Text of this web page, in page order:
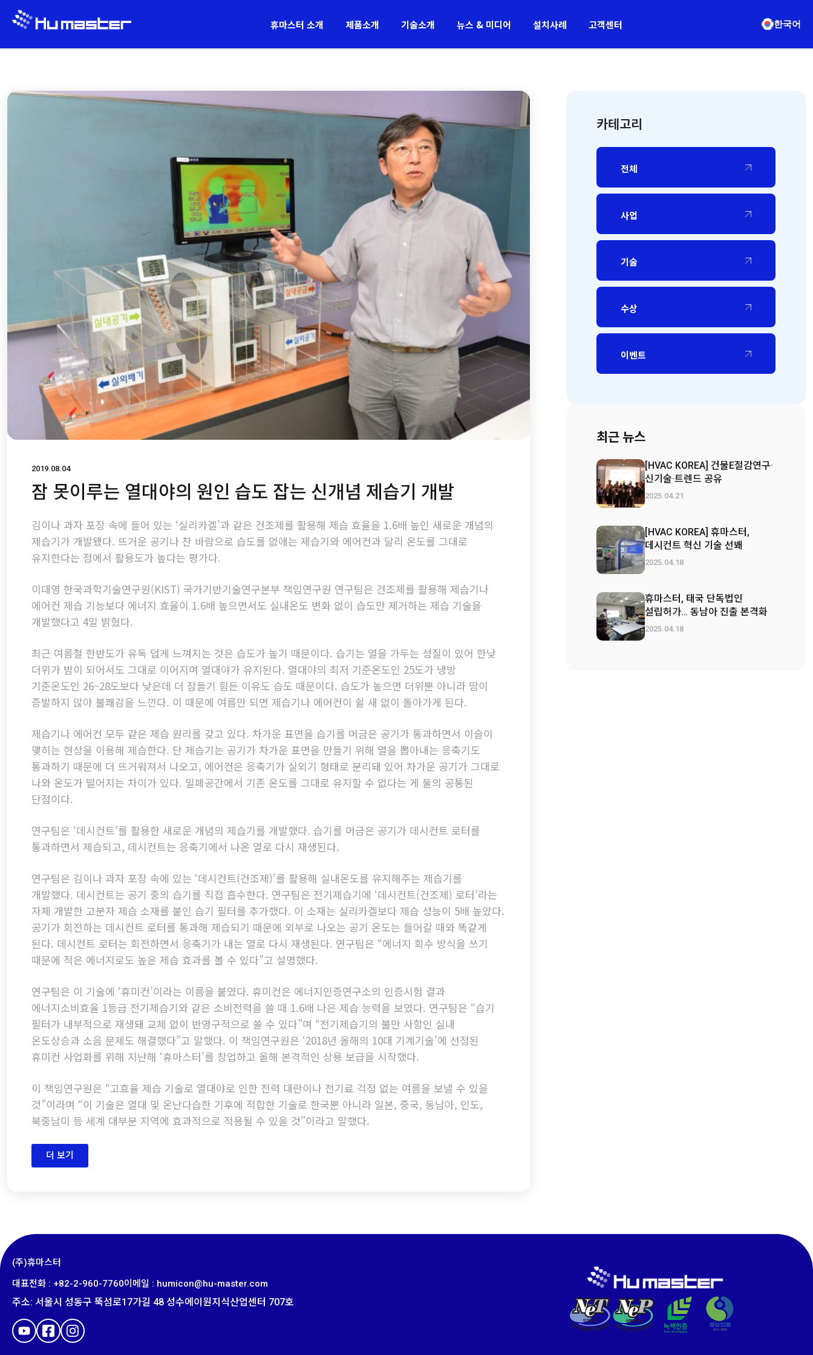
휴마스터 소개 제품소개 기술소개 뉴스 & 미디어 설치사례 고객센터 한국어
2019.08.04
잠 못이루는 열대야의 원인 습도 잡는 신개념 제습기 개발
김이나 과자 포장 속에 들어 있는 ‘실리카겔’과 같은 건조제를 활용해 제습 효율을 1.6배 높인 새로운 개념의
제습기가 개발됐다. 뜨거운 공기나 찬 바람으로 습도를 없애는 제습기와 에어컨과 달리 온도를 그대로
유지한다는 점에서 활용도가 높다는 평가다.
이대영 한국과학기술연구원(KIST) 국가기반기술연구본부 책임연구원 연구팀은 건조제를 활용해 제습기나
에어컨 제습 기능보다 에너지 효율이 1.6배 높으면서도 실내온도 변화 없이 습도만 제거하는 제습 기술을
개발했다고 4일 밝혔다.
최근 여름철 한반도가 유독 덥게 느껴지는 것은 습도가 높기 때문이다. 습기는 열을 가두는 성질이 있어 한낮
더위가 밤이 되어서도 그대로 이어지며 열대야가 유지된다. 열대야의 최저 기준온도인 25도가 냉방
기준온도인 26~28도보다 낮은데 더 잠들기 힘든 이유도 습도 때문이다. 습도가 높으면 더위뿐 아니라 땀이
증발하지 않아 불쾌감을 느낀다. 이 때문에 여름만 되면 제습기나 에어컨이 쉴 새 없이 돌아가게 된다.
제습기나 에어컨 모두 같은 제습 원리를 갖고 있다. 차가운 표면을 습기를 머금은 공기가 통과하면서 이슬이
맺히는 현상을 이용해 제습한다. 단 제습기는 공기가 차가운 표면을 만들기 위해 열을 뽑아내는 응축기도
통과하기 때문에 더 뜨거워져서 나오고, 에어컨은 응축기가 실외기 형태로 분리돼 있어 차가운 공기가 그대로
나와 온도가 떨어지는 차이가 있다. 밀폐공간에서 기존 온도를 그대로 유지할 수 없다는 게 둘의 공통된
단점이다.
연구팀은 ‘데시컨트’를 활용한 새로운 개념의 제습기를 개발했다. 습기를 머금은 공기가 데시컨트 로터를
통과하면서 제습되고, 데시컨트는 응축기에서 나온 열로 다시 재생된다.
연구팀은 김이나 과자 포장 속에 있는 ‘데시컨트(건조제)’를 활용해 실내온도를 유지해주는 제습기를
개발했다. 데시컨트는 공기 중의 습기를 직접 흡수한다. 연구팀은 전기제습기에 ‘데시컨트(건조제) 로터’라는
자체 개발한 고분자 제습 소재를 붙인 습기 필터를 추가했다. 이 소재는 실리카겔보다 제습 성능이 5배 높았다.
공기가 회전하는 데시컨트 로터를 통과해 제습되기 때문에 외부로 나오는 공기 온도는 들어갈 때와 똑같게
된다. 데시컨트 로터는 회전하면서 응축기가 내는 열로 다시 재생된다. 연구팀은 “에너지 회수 방식을 쓰기
때문에 적은 에너지로도 높은 제습 효과를 볼 수 있다”고 설명했다.
연구팀은 이 기술에 ‘휴미컨’이라는 이름을 붙였다. 휴미컨은 에너지인증연구소의 인증시험 결과
에너지소비효율 1등급 전기제습기와 같은 소비전력을 쓸 때 1.6배 나은 제습 능력을 보였다. 연구팀은 “습기
필터가 내부적으로 재생돼 교체 없이 반영구적으로 쓸 수 있다”며 “전기제습기의 불만 사항인 실내
온도상승과 소음 문제도 해결했다”고 말했다. 이 책임연구원은 ‘2018년 올해의 10대 기계기술’에 선정된
휴미컨 사업화를 위해 지난해 ‘휴마스터’를 창업하고 올해 본격적인 상용 보급을 시작했다.
이 책임연구원은 “고효율 제습 기술로 열대야로 인한 전력 대란이나 전기료 걱정 없는 여름을 보낼 수 있을
것”이라며 “이 기술은 열대 및 온난다습한 기후에 적합한 기술로 한국뿐 아니라 일본, 중국, 동남아, 인도,
북중남미 등 세계 대부분 지역에 효과적으로 적용될 수 있을 것”이라고 말했다.
더 보기
카테고리
전체
사업
기술
수상
이벤트
최근 뉴스
[HVAC KOREA] 건물E절감연구·
신기술·트렌드 공유
2025.04.21
[HVAC KOREA] 휴마스터,
데시컨트 혁신 기술 선봬
2025.04.18
휴마스터, 태국 단독법인
설립허가… 동남아 진출 본격화
2025.04.18
(주)휴마스터
대표전화 : +82-2-960-7760이메일 : humicon@hu-master.com​
주소: 서울시 성동구 뚝섬로17가길 48 성수에이원지식산업센터 707호